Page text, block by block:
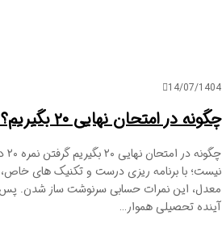
14/07/1404
چگونه در امتحان نهایی ۲۰ بگیریم؟ | راهنمای تضمینی نمره عالی
معدل، این نمرات حسابی سرنوشت ساز شدن.
آینده تحصیلی هموار…